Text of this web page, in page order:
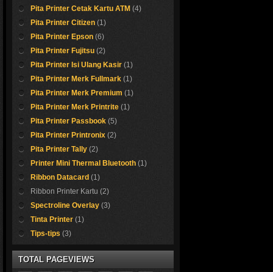
Pita Printer Cetak Kartu ATM (4)
Pita Printer Citizen (1)
Pita Printer Epson (6)
Pita Printer Fujitsu (2)
Pita Printer Isi Ulang Kasir (1)
Pita Printer Merk Fullmark (1)
Pita Printer Merk Premium (1)
Pita Printer Merk Printrite (1)
Pita Printer Passbook (5)
Pita Printer Printronix (2)
Pita Printer Tally (2)
Printer Mini Thermal Bluetooth (1)
Ribbon Datacard (1)
Ribbon Printer Kartu (2)
Spectroline Overlay (3)
Tinta Printer (1)
Tips-tips (3)
TOTAL PAGEVIEWS